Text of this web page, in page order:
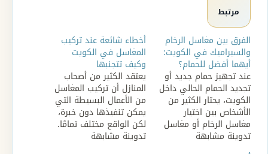
مرتبط
الفرق بين مغاسل الرخام
والسيراميك في الكويت:
أيهما أفضل للحمام؟
عند تجهيز حمام جديد أو
تجديد الحمام الحالي داخل
الكويت، يحتار الكثير من
الأشخاص بين اختيار
مغاسل الرخام أو مغاسل
السيراميك. فكل نوع يتميز
بخصائص مختلفة من حيث
تدوينة مشابهة
أخطاء شائعة عند تركيب
المغاسل في الكويت
وكيف تتجنبها
يعتقد الكثير من أصحاب
المنازل أن تركيب المغاسل
من الأعمال البسيطة التي
يمكن تنفيذها دون خبرة،
لكن الواقع مختلف تمامًا.
فحدوث خطأ بسيط أثناء
تدوينة مشابهة